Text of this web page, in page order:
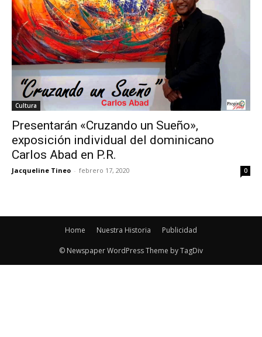
Cultura
Presentarán «Cruzando un Sueño»,
exposición individual del dominicano
Carlos Abad en P.R.
Jacqueline Tineo - febrero 17, 2020 0
Home Nuestra Historia Publicidad
© Newspaper WordPress Theme by TagDiv